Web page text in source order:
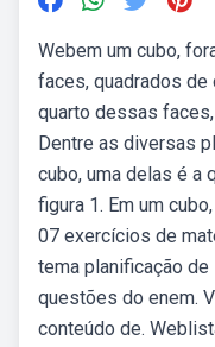
Webem um cubo,
faces, quadrados de
quarto dessas
Dentre as diversas
cubo, uma delas é a
figura 1. Em um
07 exercícios de
tema planificação
questões do enem.
conteúdo de.